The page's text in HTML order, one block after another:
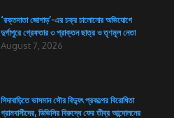
‘রক্তদাতা জোগাড়’-এর চক্র চালোনোর অভিযোগে
দুর্গাপুরে গ্রেফতার ৩ প্রাক্তন ছাত্র ও তৃণমূল নেতা
August 7, 2026
সিদাবাড়িতে ভাসমান সৌর বিদ্যুৎ প্রকল্পের বিরোধিতা
গ্রামবাসীদের, ডিভিসির বিরুদ্ধে ফের তীব্র আন্দোলনের